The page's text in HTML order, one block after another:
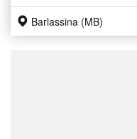
Barlassina (MB)